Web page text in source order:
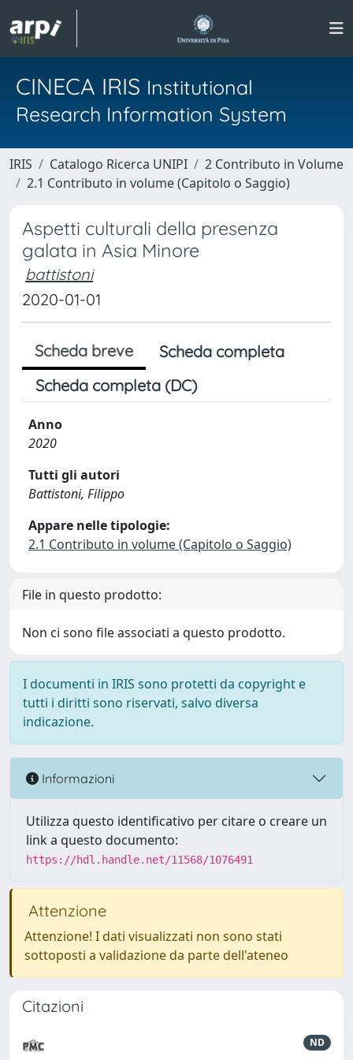
CINECA IRIS Institutional
Research Information System
IRIS Catalogo Ricerca UNIPI
2 Contributo in Volume
2.1 Contributo in volume (Capitolo o Saggio)
Aspetti culturali della presenza
galata in Asia Minore
battistoni
2020-01-01
Scheda breve
Scheda completa
Scheda completa (DC)
Anno
2020
Tutti gli autori
Battistoni, Filippo
Appare nelle tipologie:
2.1 Contributo in volume (Capitolo o Saggio)
File in questo prodotto:
Non ci sono file associati a questo prodotto.
I documenti in IRIS sono protetti da copyright e
tutti i diritti sono riservati, salvo diversa
indicazione.
Informazioni
Utilizza questo identificativo per citare o creare un
link a questo documento:
https://hdl.handle.net/11568/1076491
Attenzione
Attenzione! I dati visualizzati non sono stati
sottoposti a validazione da parte dell'ateneo
Citazioni
ND